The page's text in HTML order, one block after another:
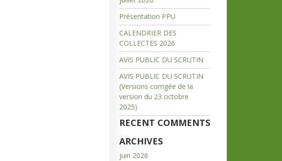
Présentation PPU
CALENDRIER DES
COLLECTES 2026
AVIS PUBLIC DU SCRUTIN
AVIS PUBLIC DU SCRUTIN
(Versions corrigée de la
version du 23 octobre
2025)
RECENT COMMENTS
ARCHIVES
juin 2026